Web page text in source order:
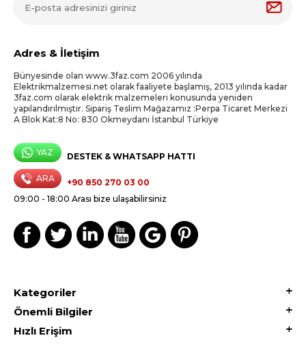
Adres & İletişim
Bünyesinde olan www.3faz.com 2006 yılında
Elektrikmalzemesi.net olarak faaliyete başlamış, 2013 yılında kadar
3faz.com olarak elektrik malzemeleri konusunda yeniden
yapılandırılmıştır. Sipariş Teslim Mağazamız :Perpa Ticaret Merkezi
A Blok Kat:8 No: 830 Okmeydanı İstanbul Türkiye
YAZ DESTEK & WHATSAPP HATTI
ARA
+90 850 270 03 00
09:00 - 18:00 Arası bize ulaşabilirsiniz
Kategoriler
Önemli Bilgiler
Hızlı Erişim